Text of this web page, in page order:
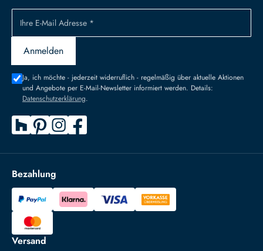
Ihre E-Mail Adresse *
Anmelden
Ja, ich möchte - jederzeit widerruflich - regelmäßig über aktuelle Aktionen
und Angebote per E-Mail-Newsletter informiert werden. Details:
Datenschutzerklärung.
Bezahlung
Versand